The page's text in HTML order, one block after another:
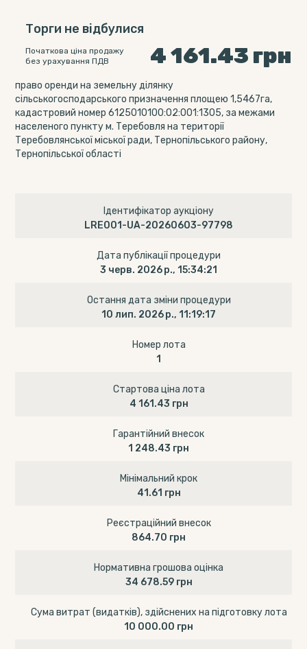
Торги не відбулися
Початкова ціна продажу
без урахування ПДВ
4 161.43 грн
право оренди на земельну ділянку
сільськогосподарського призначення площею 1,5467га,
кадастровий номер 6125010100:02:001:1305, за межами
населеного пункту м. Теребовля на території
Теребовлянської міської ради, Тернопільського району,
Тернопільської області
Ідентифікатор аукціону
LRE001-UA-20260603-97798
Дата публікації процедури
3 черв. 2026 р., 15:34:21
Остання дата зміни процедури
10 лип. 2026 р., 11:19:17
Номер лота
1
Стартова ціна лота
4 161.43 грн
Гарантійний внесок
1 248.43 грн
Мінімальний крок
41.61 грн
Реєстраційний внесок
864.70 грн
Нормативна грошова оцінка
34 678.59 грн
Сума витрат (видатків), здійснених на підготовку лота
10 000.00 грн